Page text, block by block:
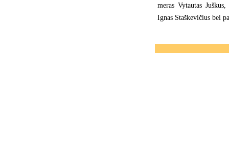
meras Vytautas
Ignas Staškevičius bei